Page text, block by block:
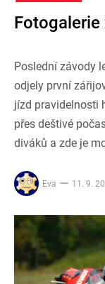
Fotogalerie
Poslední závody
odjely první
jízd pravidelnosti
přes deštivé
diváků a zde je
Eva 11. 9.